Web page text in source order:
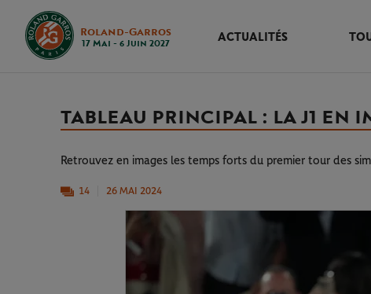
Roland-Garros
17 Mai - 6 Juin 2027
ACTUALITÉS
TABLEAU PRINCIPAL : LA J1 EN
Retrouvez en images les temps forts du premier tour des
14 26 MAI 2024